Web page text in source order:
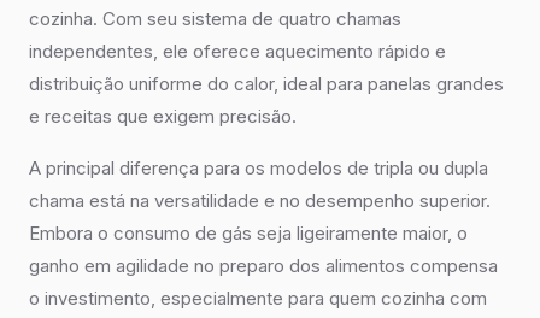
cozinha. Com seu sistema de quatro chamas
independentes, ele oferece aquecimento rápido e
distribuição uniforme do calor, ideal para panelas grandes
e receitas que exigem precisão.
A principal diferença para os modelos de tripla ou dupla
chama está na versatilidade e no desempenho superior.
Embora o consumo de gás seja ligeiramente maior, o
ganho em agilidade no preparo dos alimentos compensa
o investimento, especialmente para quem cozinha com